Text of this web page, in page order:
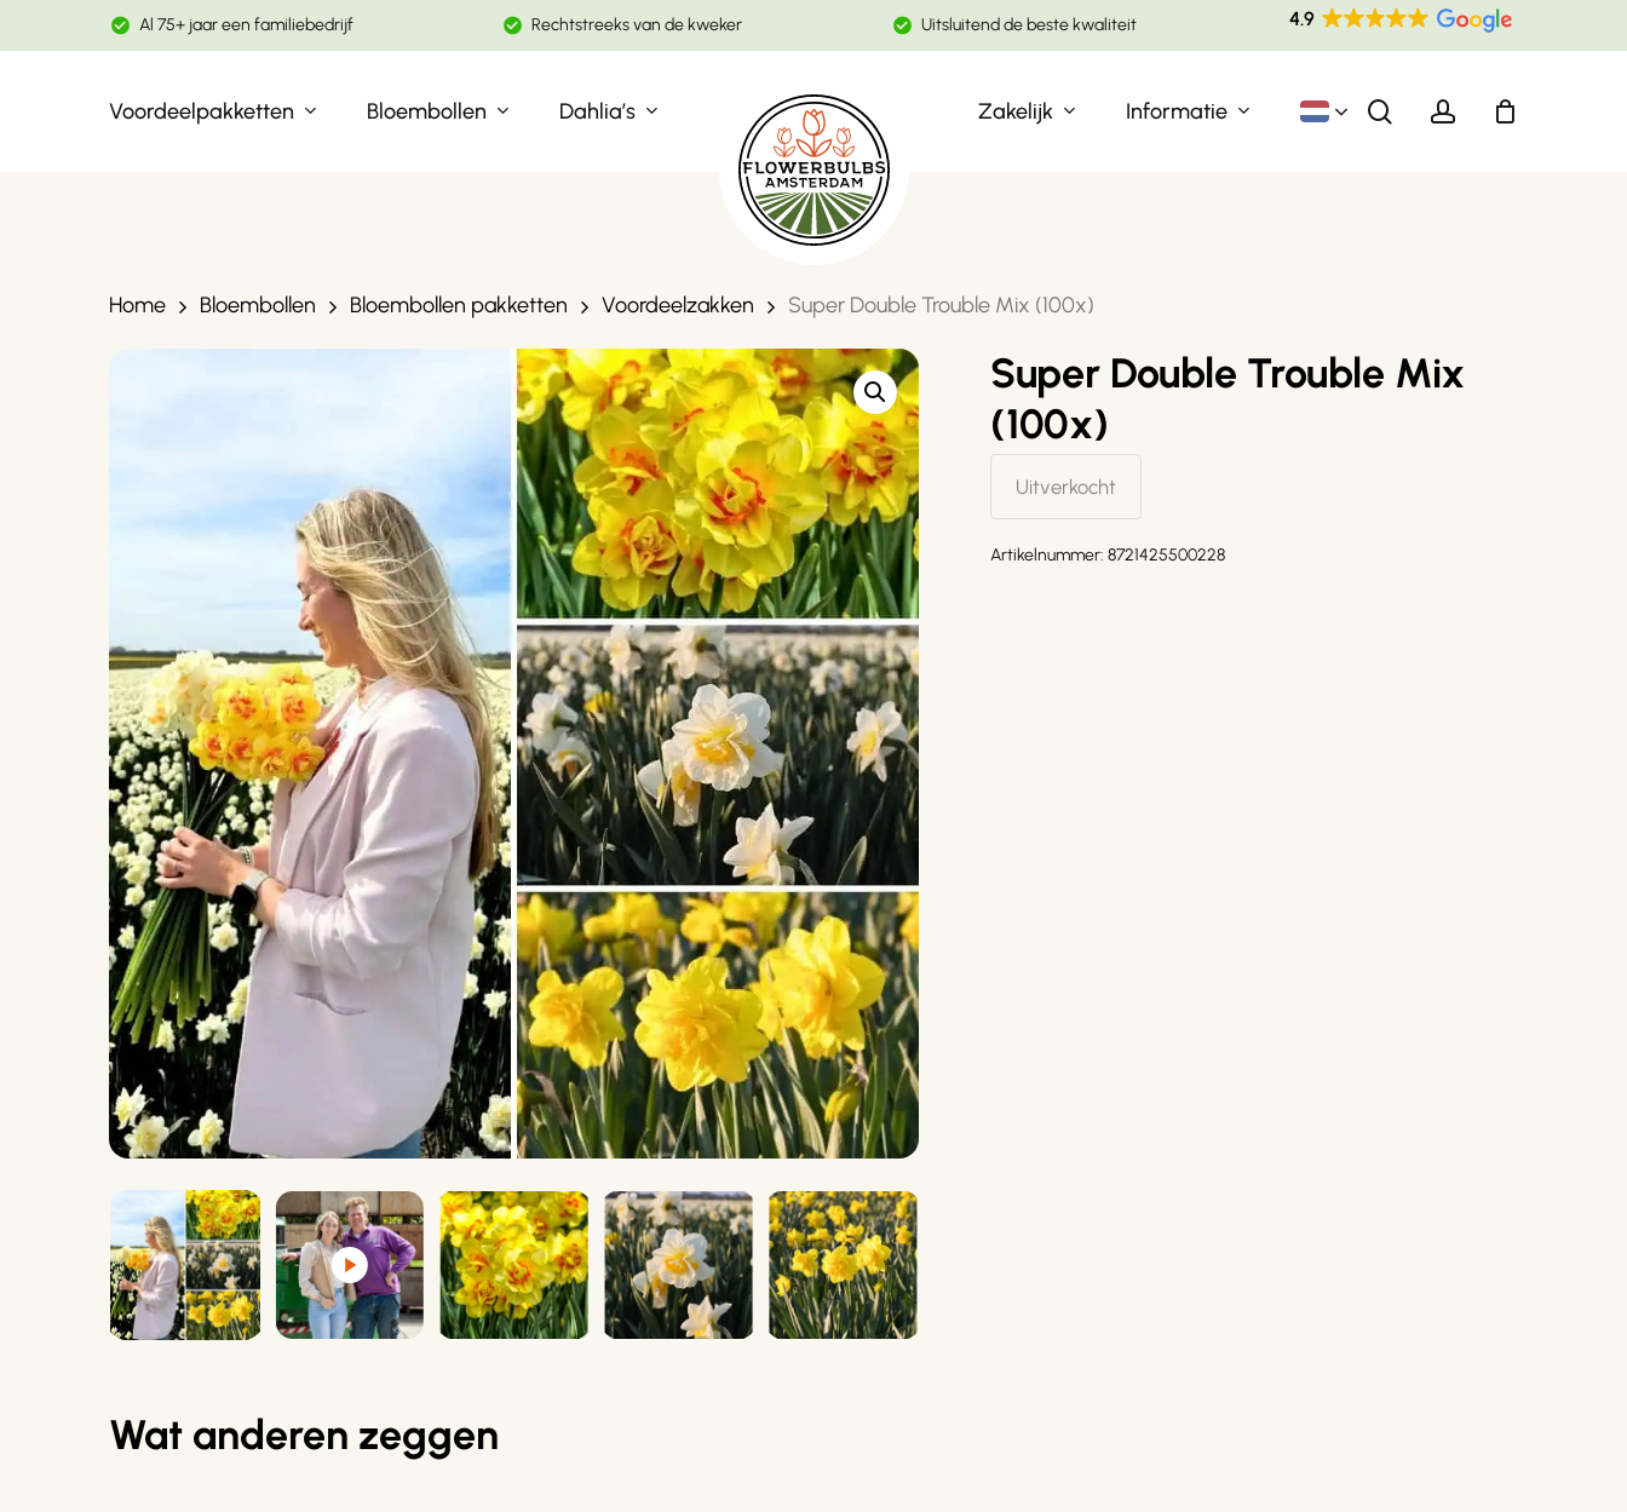
to
Al 75+ jaar een familiebedrijf Rechtstreeks van de kweker Uitsluitend de beste kwaliteit
Voordeelpakketten Bloembollen Dahlia’s Zakelijk Informatie searchaccount
Winkelwagen
Home Bloembollen Bloembollen pakketten Voordeelzakken Super Double Trouble Mix (100x)
Super Double Trouble Mix
(100x)
Uitverkocht
Artikelnummer: 8721425500228
Wat anderen zeggen